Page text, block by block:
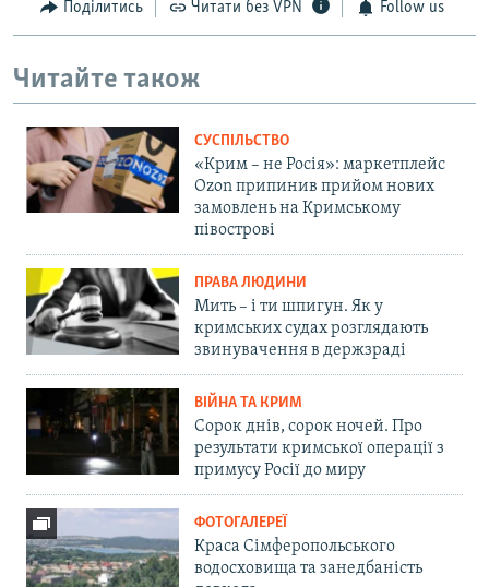
Поділитись Читати без VPN Follow us
Читайте також
СУСПІЛЬСТВО
«Крим – не Росія»: маркетплейс
Ozon припинив прийом нових
замовлень на Кримському
півострові
ПРАВА ЛЮДИНИ
Мить – і ти шпигун. Як у
кримських судах розглядають
звинувачення в держзраді
ВІЙНА ТА КРИМ
Сорок днів, сорок ночей. Про
результати кримської операції з
примусу Росії до миру
ФОТОГАЛЕРЕЇ
Краса Сімферопольського
водосховища та занедбаність